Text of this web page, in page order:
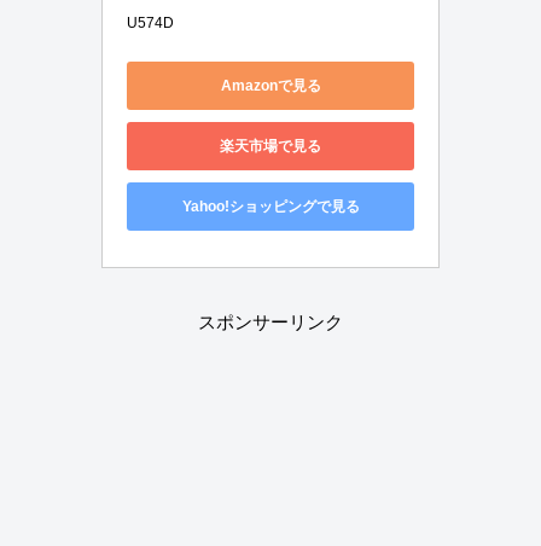
U574D
Amazonで見る
楽天市場で見る
Yahoo!ショッピングで見る
スポンサーリンク